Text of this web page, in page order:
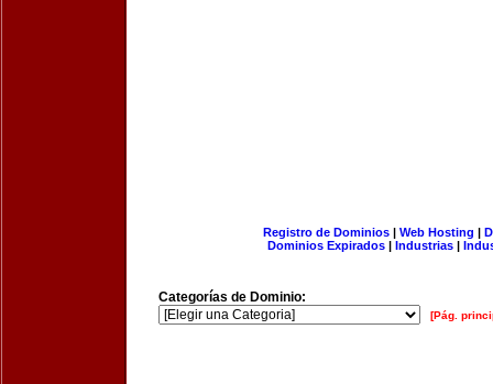
Registro de Dominios| Web Hosting |
Dominios Expirados | Industrias |
Categorías de Dominio:
[Pág.